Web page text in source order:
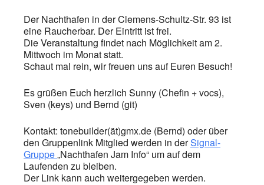
Der Nachthafen in der Clemens-Schultz-Str. 93 ist
eine Raucherbar. Der Eintritt ist frei.
Die Veranstaltung findet nach Möglichkeit am 2.
Mittwoch im Monat statt.
Schaut mal rein, wir freuen uns auf Euren Besuch!
Es grüßen Euch herzlich Sunny (Chefin + vocs),
Sven (keys) und Bernd (git)
Kontakt: tonebuilder(ät)gmx.de (Bernd) oder über
den Gruppenlink Mitglied werden in derSignal-
Gruppe„Nachthafen Jam Info“ um auf dem
Laufenden zu bleiben.
Der Link kann auch weitergegeben werden.